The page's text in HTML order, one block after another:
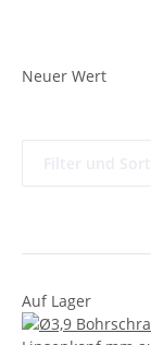
Neuer Wert
Auf Lager